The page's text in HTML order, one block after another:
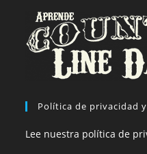
Política de privacidad
Lee nuestra política de